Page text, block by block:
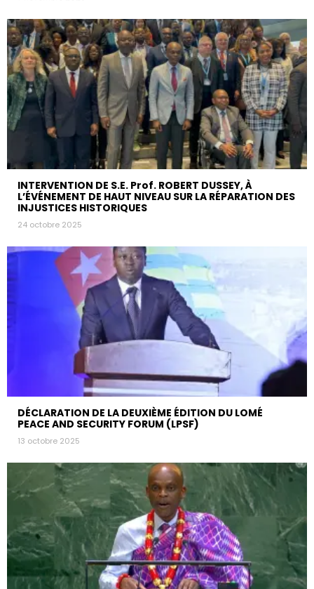
INTERVENTION DE S.E. Prof. ROBERT DUSSEY, À
L’ÉVÉNEMENT DE HAUT NIVEAU SUR LA RÉPARATION DES
INJUSTICES HISTORIQUES
24 octobre 2025
DÉCLARATION DE LA DEUXIÈME ÉDITION DU LOMÉ
PEACE AND SECURITY FORUM (LPSF)
13 octobre 2025